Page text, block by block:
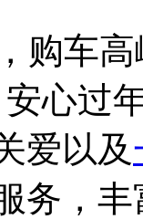
车高
安心过
爱以及
务，